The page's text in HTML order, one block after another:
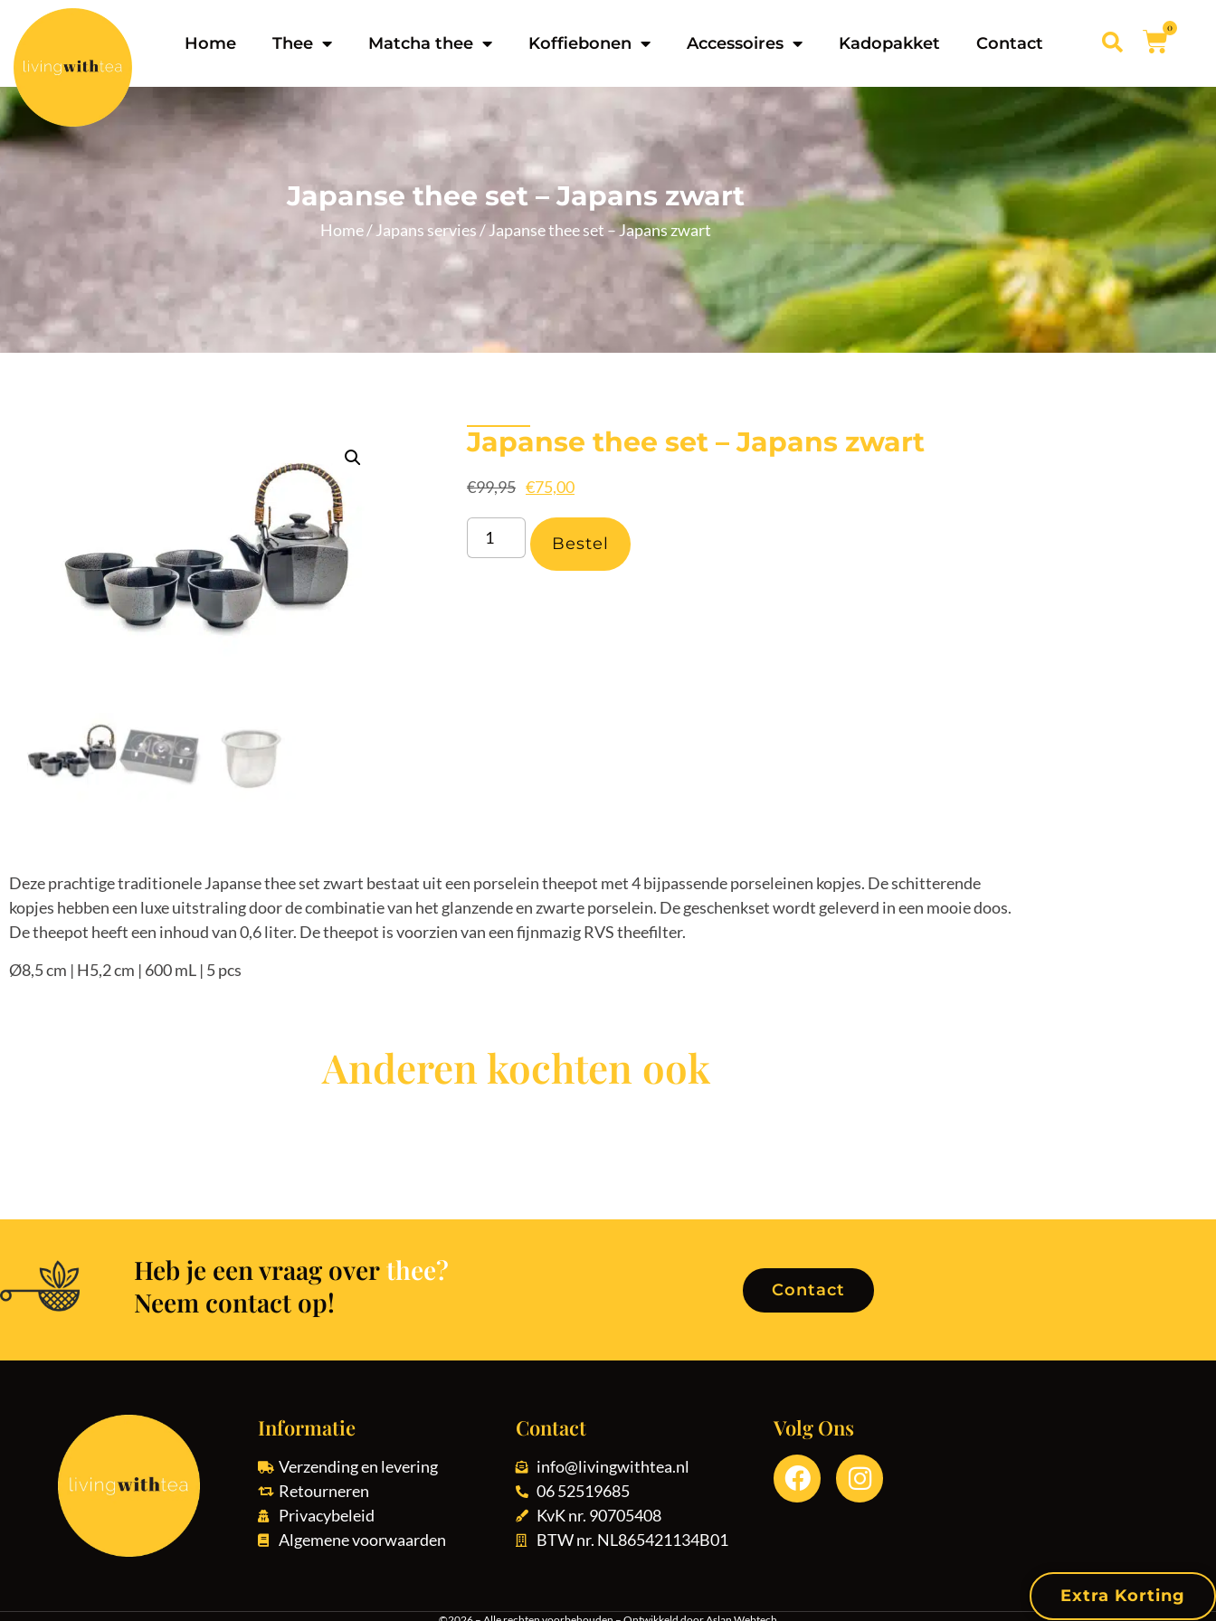
Extra Korting
Home Thee Matcha thee Koffiebonen Accessoires Kadopakket Contact
0
Japanse thee set – Japans zwart
Home/Japans servies/ Japanse thee set – Japans zwart
Japanse thee set – Japans zwart
€99,95 €75,00
Bestel
Deze prachtige traditionele Japanse thee set zwart bestaat uit een porselein theepot met 4 bijpassende porseleinen kopjes. De schitterende
kopjes hebben een luxe uitstraling door de combinatie van het glanzende en zwarte porselein. De geschenkset wordt geleverd in een mooie doos.
De theepot heeft een inhoud van 0,6 liter. De theepot is voorzien van een fijnmazig RVS theefilter.
Ø8,5 cm | H5,2 cm | 600 mL | 5 pcs
Anderen kochten ook
Heb je een vraag overthee?
Neem contact op!
Contact
Informatie
Verzending en levering
Retourneren
Privacybeleid
Algemene voorwaarden
Contact
info@livingwithtea.nl
06 52519685
KvK nr. 90705408
BTW nr. NL865421134B01
Volg Ons